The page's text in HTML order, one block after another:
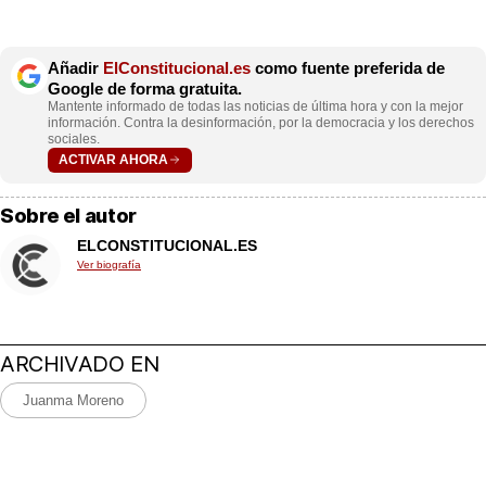
Añadir ElConstitucional.es como fuente preferida de
Google de forma gratuita.
Mantente informado de todas las noticias de última hora y con la mejor
información. Contra la desinformación, por la democracia y los derechos
sociales.
ACTIVAR AHORA
Sobre el autor
ELCONSTITUCIONAL.ES
Ver biografía
ARCHIVADO EN
Juanma Moreno